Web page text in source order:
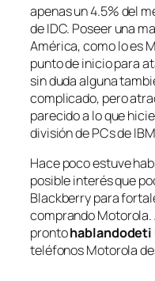
apenas un 4.5% del
de IDC. Poseer una
América, como lo es
punto de inicio para
sin duda alguna
complicado, pero
parecido a lo que
división de PCs de
Hace poco estuve
posible interés que
Blackberry para
comprando Motorola.
prontohablandodeti
teléfonos Motorola